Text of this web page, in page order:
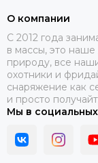
О компании
C 2012 года
в массы, это
природу, все
охотники и
снаряжение как
и просто
Мы в